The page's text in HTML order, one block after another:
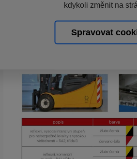
kdykoli změnit na
Spravovat